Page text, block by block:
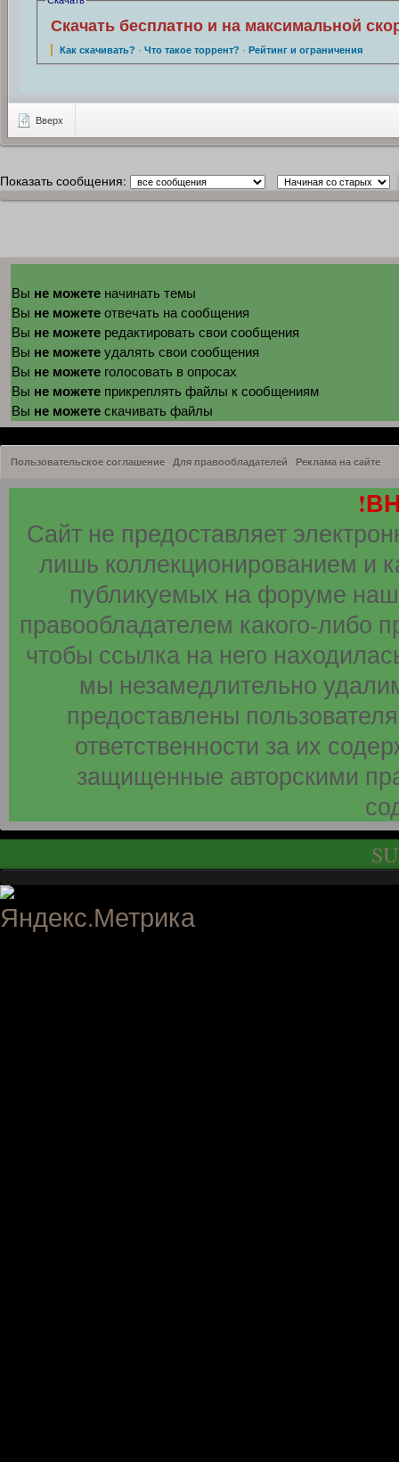
Скачать бесплатно и на максимальной
Как скачивать? ·Что такое торрент? ·Рейтинг и ограничения
Вверх
Показать сообщения:
Вы не можете начинать темы
Вы не можете отвечать на сообщения
Вы не можете редактировать свои сообщения
Вы не можете удалять свои сообщения
Вы не можете голосовать в опросах
Вы не можете прикреплять файлы к сообщениям
Вы не можете скачивать файлы
Пользовательское соглашение Для правообладателей Реклама на сайте
Сайт не предоставляет
лишь коллекционированием и
публикуемых на форуме
правообладателем какого-либо
чтобы ссылка на него
мы незамедлительно
предоставлены
ответственности за их
защищенные авторскими